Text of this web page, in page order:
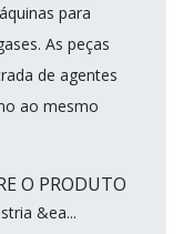
para
As peças
de agentes
ao mesmo
O PRODUTO
&ea...